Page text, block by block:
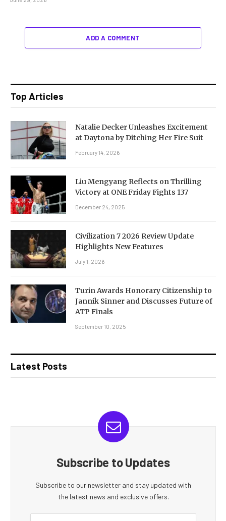
ADD A COMMENT
Top Articles
Natalie Decker Unleashes Excitement
at Daytona by Ditching Her Fire Suit
February 14, 2026
Liu Mengyang Reflects on Thrilling
Victory at ONE Friday Fights 137
December 24, 2025
Civilization 7 2026 Review Update
Highlights New Features
July 1, 2026
Turin Awards Honorary Citizenship to
Jannik Sinner and Discusses Future of
ATP Finals
September 10, 2025
Latest Posts
Subscribe to Updates
Subscribe to our newsletter and stay updated with
the latest news and exclusive offers.